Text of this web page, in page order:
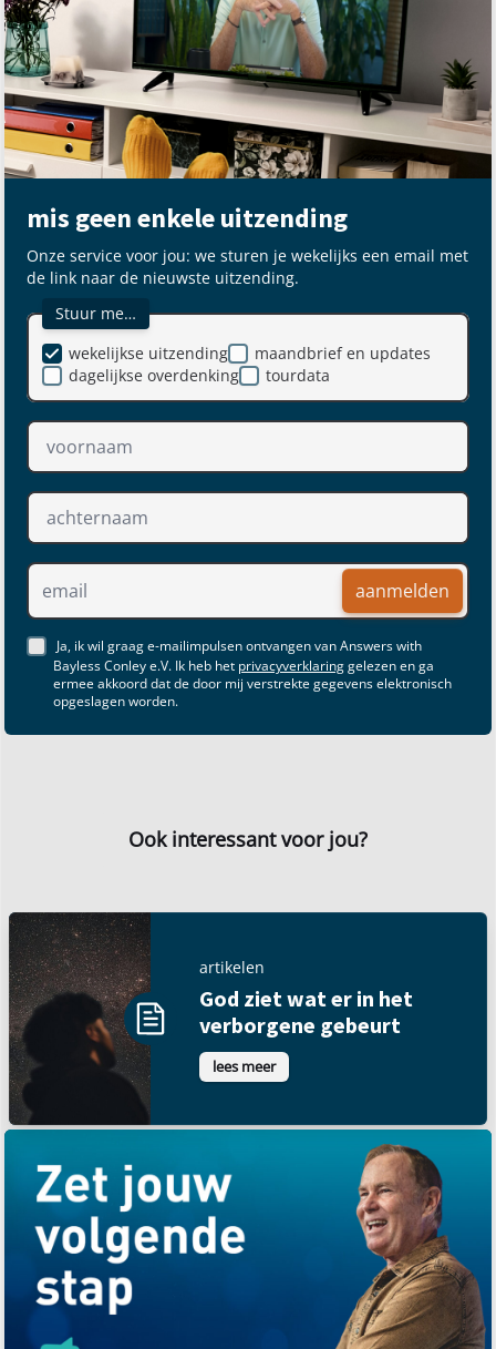
mis geen enkele uitzending
Onze service voor jou: we sturen je wekelijks een email met
de link naar de nieuwste uitzending.
Stuur me…
maandbrief en updates
dagelijkse overdenking
wekelijkse uitzending
tourdata
aanmelden
Ja, ik wil graag e-mailimpulsen ontvangen van Answers with
Bayless Conley e.V. Ik heb het privacyverklaringgelezen en ga
ermee akkoord dat de door mij verstrekte gegevens elektronisch
opgeslagen worden.
Ook interessant voor jou?
artikelen
God ziet wat er in het
verborgene gebeurt
lees meer